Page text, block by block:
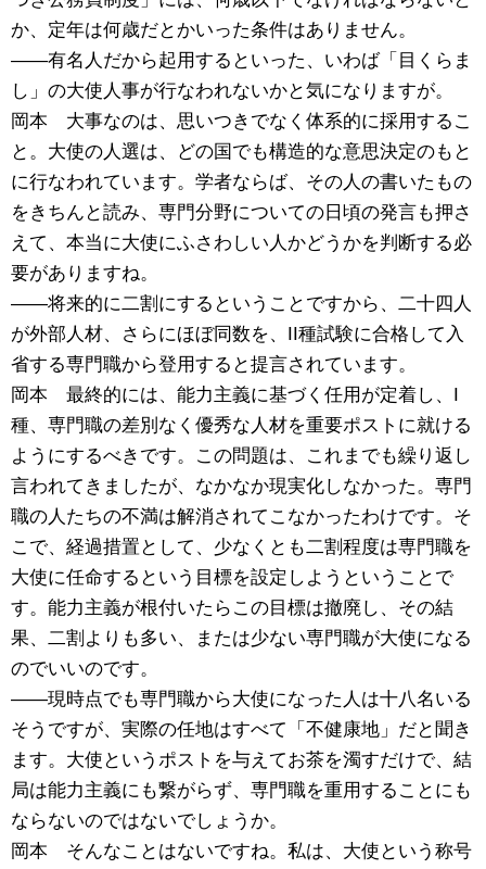
か、定年は何歳だとかいった条件はありません。
――有名人だから起用するといった、いわば「目くらま
し」の大使人事が行なわれないかと気になりますが。
岡本 大事なのは、思いつきでなく体系的に採用するこ
と。大使の人選は、どの国でも構造的な意思決定のもと
に行なわれています。学者ならば、その人の書いたもの
をきちんと読み、専門分野についての日頃の発言も押さ
えて、本当に大使にふさわしい人かどうかを判断する必
要がありますね。
――将来的に二割にするということですから、二十四人
が外部人材、さらにほぼ同数を、II種試験に合格して入
省する専門職から登用すると提言されています。
岡本 最終的には、能力主義に基づく任用が定着し、I
種、専門職の差別なく優秀な人材を重要ポストに就ける
ようにするべきです。この問題は、これまでも繰り返し
言われてきましたが、なかなか現実化しなかった。専門
職の人たちの不満は解消されてこなかったわけです。そ
こで、経過措置として、少なくとも二割程度は専門職を
大使に任命するという目標を設定しようということで
す。能力主義が根付いたらこの目標は撤廃し、その結
果、二割よりも多い、または少ない専門職が大使になる
のでいいのです。
――現時点でも専門職から大使になった人は十八名いる
そうですが、実際の任地はすべて「不健康地」だと聞き
ます。大使というポストを与えてお茶を濁すだけで、結
局は能力主義にも繋がらず、専門職を重用することにも
ならないのではないでしょうか。
岡本 そんなことはないですね。私は、大使という称号